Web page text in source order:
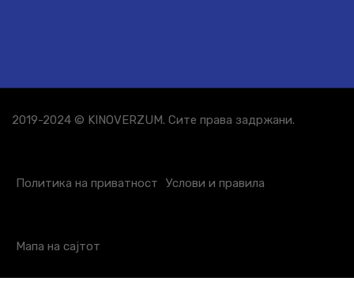
2019-2024 © KINOVERZUM. Сите права задржани.
Политика на приватност Услови и правила
Мапа на сајтот